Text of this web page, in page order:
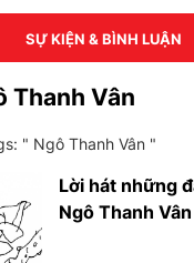
SỰ KIỆN & BÌNH LUẬN
Thanh Vân
" Ngô Thanh Vân "
Lời hát những
Ngô Thanh Vân